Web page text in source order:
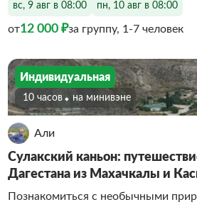
вс, 9 авг в 08:00 пн, 10 авг в 08:00
от12 000 ₽за группу, 1-7 человек
Индивидуальная
10 часов На минивэне
Али
Сулакский каньон:
Дагестана из Махачкалы и
Познакомиться с необычными